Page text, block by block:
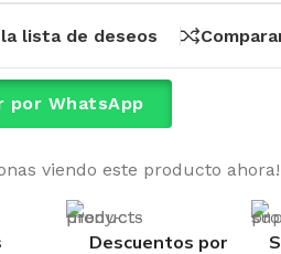
lista de deseos
por WhatsApp
viendo este producto ahora!
Descuentos por